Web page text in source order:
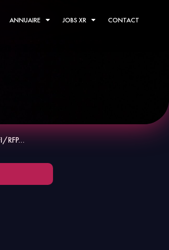
ANNUAIRE JOBS XR CONTACT
RFP…